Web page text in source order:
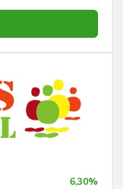
6,30%